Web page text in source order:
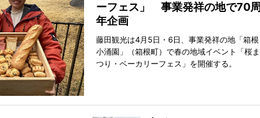
ーフェス」 事業発祥の地で70周
年企画
藤田観光は4月5日・6日、事業発祥の地「箱根
小涌園」（箱根町）で春の地域イベント「桜ま
つり・ベーカリーフェス」を開催する。